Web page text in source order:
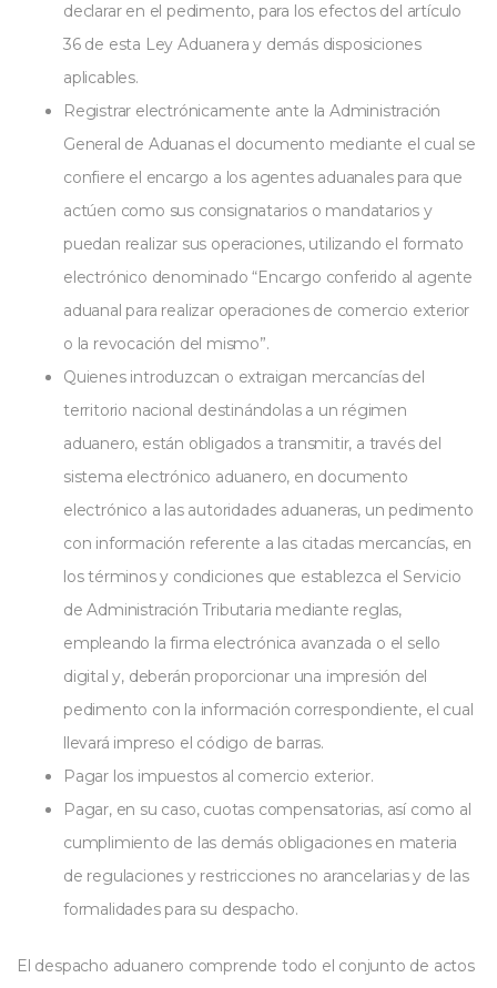
declarar en el pedimento, para los efectos del artículo
36 de esta Ley Aduanera y demás disposiciones
aplicables.
Registrar electrónicamente ante la Administración
General de Aduanas el documento mediante el cual se
confiere el encargo a los agentes aduanales para que
actúen como sus consignatarios o mandatarios y
puedan realizar sus operaciones, utilizando el formato
electrónico denominado “Encargo conferido al agente
aduanal para realizar operaciones de comercio exterior
o la revocación del mismo”.
Quienes introduzcan o extraigan mercancías del
territorio nacional destinándolas a un régimen
aduanero, están obligados a transmitir, a través del
sistema electrónico aduanero, en documento
electrónico a las autoridades aduaneras, un pedimento
con información referente a las citadas mercancías, en
los términos y condiciones que establezca el Servicio
de Administración Tributaria mediante reglas,
empleando la firma electrónica avanzada o el sello
digital y, deberán proporcionar una impresión del
pedimento con la información correspondiente, el cual
llevará impreso el código de barras.
Pagar los impuestos al comercio exterior.
Pagar, en su caso, cuotas compensatorias, así como al
cumplimiento de las demás obligaciones en materia
de regulaciones y restricciones no arancelarias y de las
formalidades para su despacho.
El despacho aduanero comprende todo el conjunto de actos